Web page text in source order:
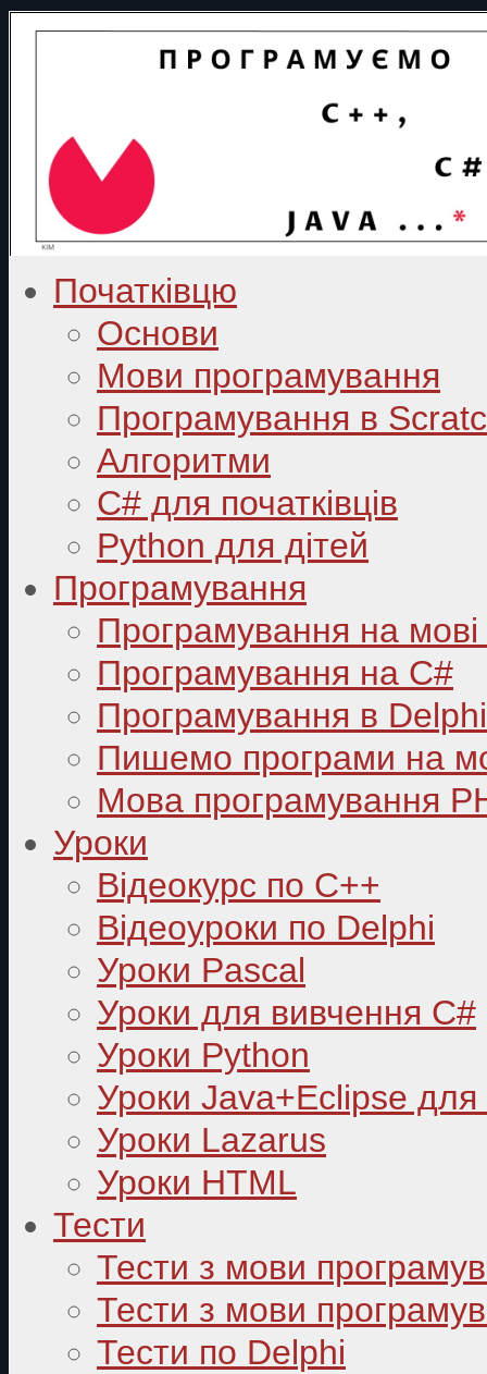
Початківцю
Основи
Мови програмування
Програмування в
Алгоритми
C# для початківців
Python для дітей
Програмування
Програмування на
Програмування на C#
Програмування в Delphi
Пишемо програми на
Мова програмування
Уроки
Відеокурс по С++
Відеоуроки по Delphi
Уроки Pascal
Уроки для вивчення C#
Уроки Python
Уроки Java+Eclipse
Уроки Lazarus
Уроки HTML
Тести
Тести з мови
Тести з мови
Тести по Delphi